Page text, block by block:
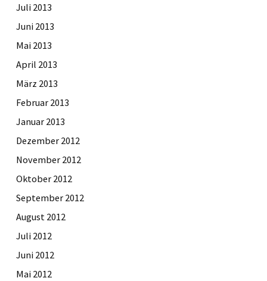
Juli 2013
Juni 2013
Mai 2013
April 2013
März 2013
Februar 2013
Januar 2013
Dezember 2012
November 2012
Oktober 2012
September 2012
August 2012
Juli 2012
Juni 2012
Mai 2012